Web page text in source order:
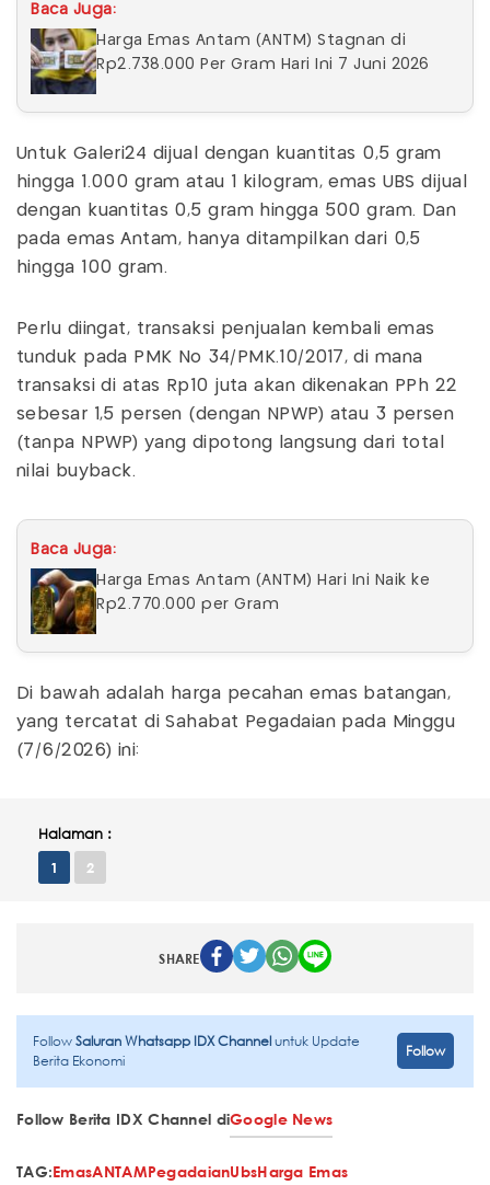
Baca Juga:
Harga Emas Antam (ANTM) Stagnan di
Rp2.738.000 Per Gram Hari Ini 7 Juni 2026
Untuk Galeri24 dijual dengan kuantitas 0,5 gram
hingga 1.000 gram atau 1 kilogram, emas UBS dijual
dengan kuantitas 0,5 gram hingga 500 gram. Dan
pada emas Antam, hanya ditampilkan dari 0,5
hingga 100 gram.
Perlu diingat, transaksi penjualan kembali emas
tunduk pada PMK No 34/PMK.10/2017, di mana
transaksi di atas Rp10 juta akan dikenakan PPh 22
sebesar 1,5 persen (dengan NPWP) atau 3 persen
(tanpa NPWP) yang dipotong langsung dari total
nilai buyback.
Baca Juga:
Harga Emas Antam (ANTM) Hari Ini Naik ke
Rp2.770.000 per Gram
Di bawah adalah harga pecahan emas batangan,
yang tercatat di Sahabat Pegadaian pada Minggu
(7/6/2026) ini:
Halaman :
1 2
SHARE
FollowSaluran Whatsapp IDX Channeluntuk Update
Berita Ekonomi
Follow
Follow Berita IDX Channel diGoogle News
TAG:EmasANTAMPegadaianUbsHarga Emas